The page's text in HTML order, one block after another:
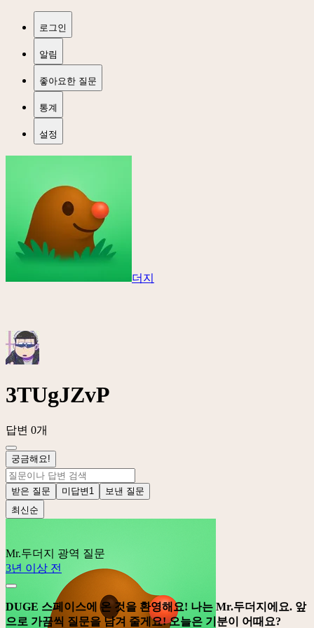
로그인
알림
좋아요한 질문
통계
설정
더지
3TUgJZvP
답변 0개
궁금해요!
받은 질문 미답변 1
보낸 질문
최신순
Mr.두더지
광역 질문
3년 이상 전
DUGE 스페이스에 온 것을 환영해요! 나는 Mr.두더지에요. 앞
으로 가끔씩 질문을 남겨 줄게요! 오늘은 기분이 어때요?